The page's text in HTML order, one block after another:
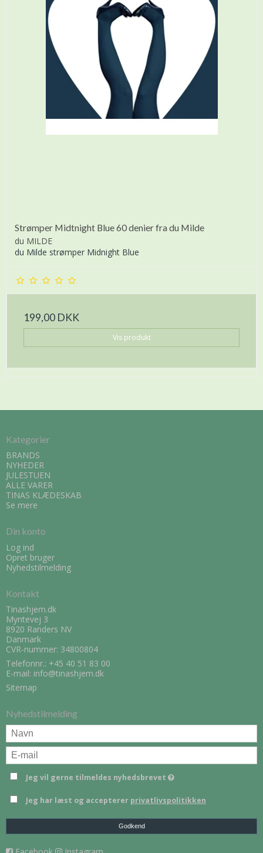
Strømper Midtnight Blue 60 denier fra du Milde
du MILDE
du Milde strømper Midnight Blue
199,00 DKK
Vis produkt
Kategorier
BRANDS
NYHEDER
JULESTUEN
ALLE VARER
TINAS KLÆDESKAB
Se mere
Din konto
Log ind
Opret bruger
Nyhedstilmelding
Kontakt
Tinashjem.dk
Myntevej 3
8920 Randers NV
Danmark
CVR-nummer: 34800804
Telefonnr.: +45 40 51 83 00
E-mail: info@tinashjem.dk
Sitemap
Nyhedstilmelding
Jeg vil gerne tilmeldes nyhedsbrevet
Jeg har læst og accepterer privatlivspolitikken
Godkend